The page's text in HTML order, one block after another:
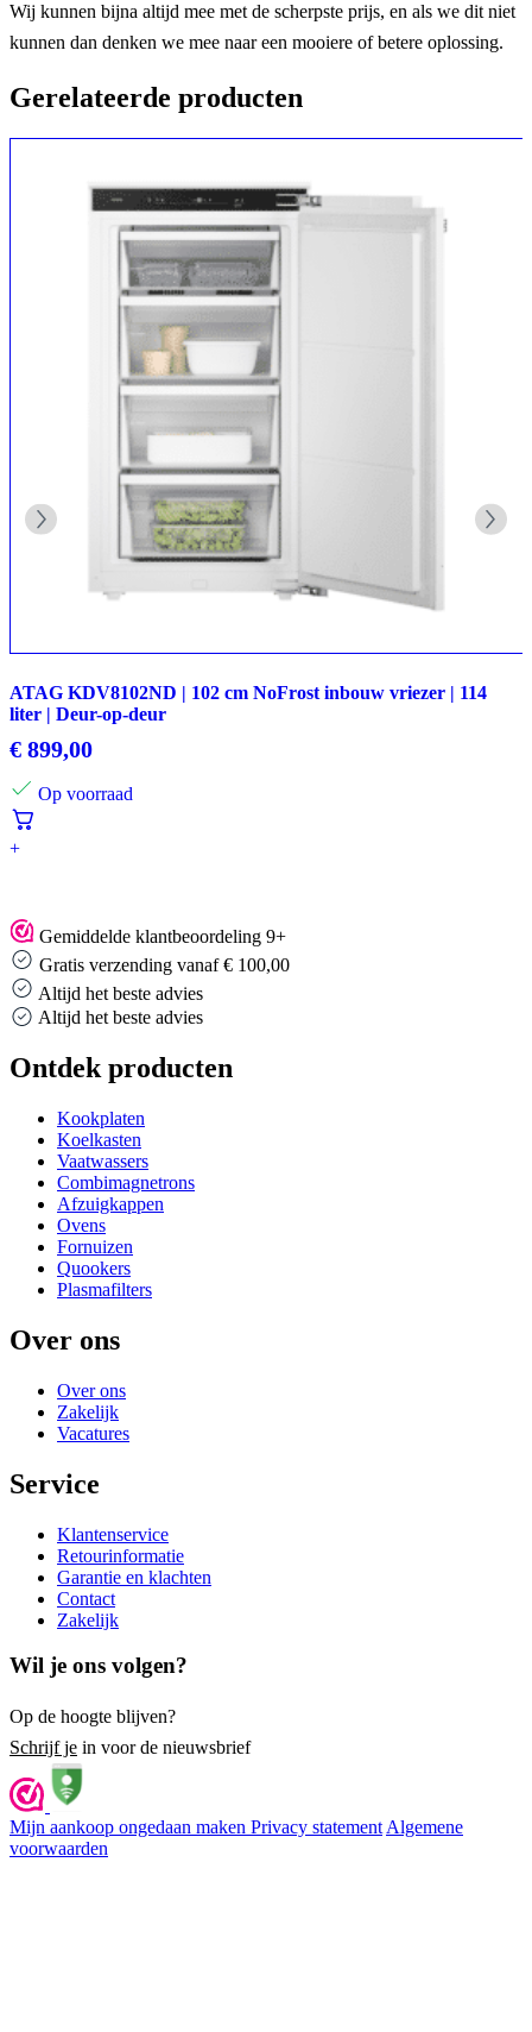
Wij kunnen bijna altijd mee met de scherpste prijs, en als we dit niet
kunnen dan denken we mee naar een mooiere of betere oplossing.
Gerelateerde producten
ATAG KDV8102ND | 102 cm NoFrost inbouw vriezer | 114
liter | Deur-op-deur
€ 899,00
Op voorraad
+
Gemiddelde klantbeoordeling 9+
Gratis verzending vanaf € 100,00
Altijd het beste advies
Altijd het beste advies
Ontdek producten
Kookplaten
Koelkasten
Vaatwassers
Combimagnetrons
Afzuigkappen
Ovens
Fornuizen
Quookers
Plasmafilters
Over ons
Over ons
Zakelijk
Vacatures
Service
Klantenservice
Retourinformatie
Garantie en klachten
Contact
Zakelijk
Wil je ons volgen?
Op de hoogte blijven?
Schrijf je in voor de nieuwsbrief
Mijn aankoop ongedaan maken Privacy statement Algemene
voorwaarden